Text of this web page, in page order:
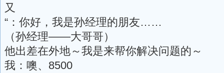
又
“：你好，我是孙经理的朋友……
（孙经理——大哥哥）
他出差在外地～我是来帮你解决问题的～
我：噢、8500